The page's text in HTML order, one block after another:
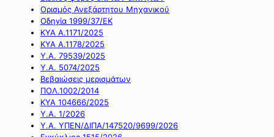
Ορισμός Ανεξάρτητου Μηχανικού
Οδηγία 1999/37/ΕΚ
ΚΥΑ Α.1171/2025
ΚΥΑ Α.1178/2025
Υ.Α. 79539/2025
Υ.Α. 5074/2025
Βεβαιώσεις μερισμάτων
ΠΟΛ.1002/2014
ΚΥΑ 104666/2025
Υ.Α. 1/2026
Υ.Α. ΥΠΕΝ/ΔΙΠΑ/147520/9699/2026